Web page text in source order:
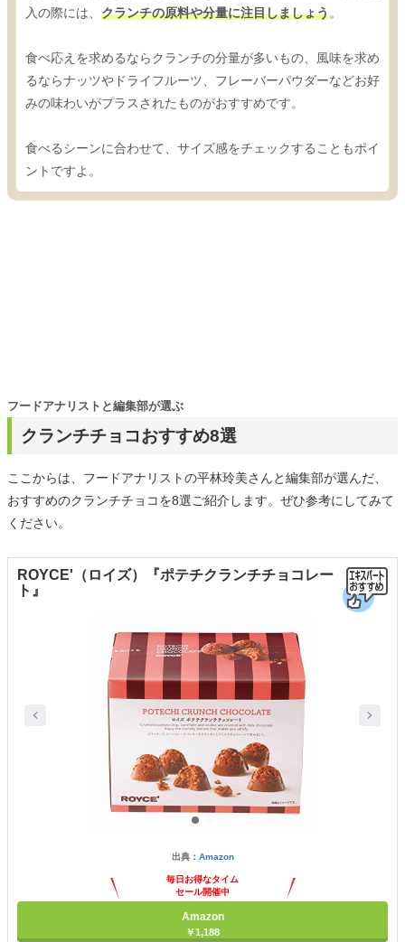
入の際には、 クランチの原料や分量に注目しましょう。
食べ応えを求めるならクランチの分量が多いもの、風味を求め
るならナッツやドライフルーツ、フレーバーパウダーなどお好
みの味わいがプラスされたものがおすすめです。
食べるシーンに合わせて、サイズ感をチェックすることもポイ
ントですよ。
クランチチョコおすすめ8選
フードアナリストと編集部が選ぶ
ここからは、フードアナリストの平林玲美さんと編集部が選んだ、
おすすめのクランチチョコを8選ご紹介します。ぜひ参考にしてみて
ください。
ROYCE'（ロイズ）『ポテチクランチチョコレー
ト』
出典： Amazon
毎日お得なタイム
セール開催中
Amazon
￥1,188